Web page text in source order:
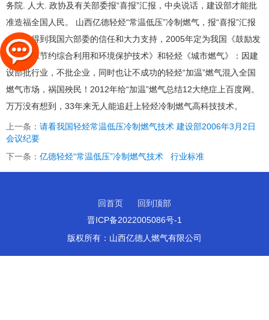
务院. 人大. 政协及有关部委报“喜报”汇报，中央说话，建设部才能批
准造福全国人民。 山西亿德轻烃“常温低压”冷制燃气，报“喜报”汇报
八次，得到我国六部委的信任和大力支持，2005年定为我国《鼓励发
展的资源节约综合利用和环境保护技术》和轻烃《城市燃气》：因建
设部批行业，不批企业，同时也让不成功的轻烃“加温”燃气混入全国
燃气市场，祸国殃民！2012年给“加温”燃气总结12大绝症上百度网。
万万没有想到，33年来无人能追赶上轻烃冷制燃气高科技技术。
上一条： 请看我国轻烃常温低压冷制燃气技术 建设部2006年3月2日
会议纪要
下一条： 亿德轻烃“常温低压”冷制燃气技术 行业标准
回首页
回到顶部
晋ICP备2022005086号-1
版权所有： 山西亿德人燃气有限公司